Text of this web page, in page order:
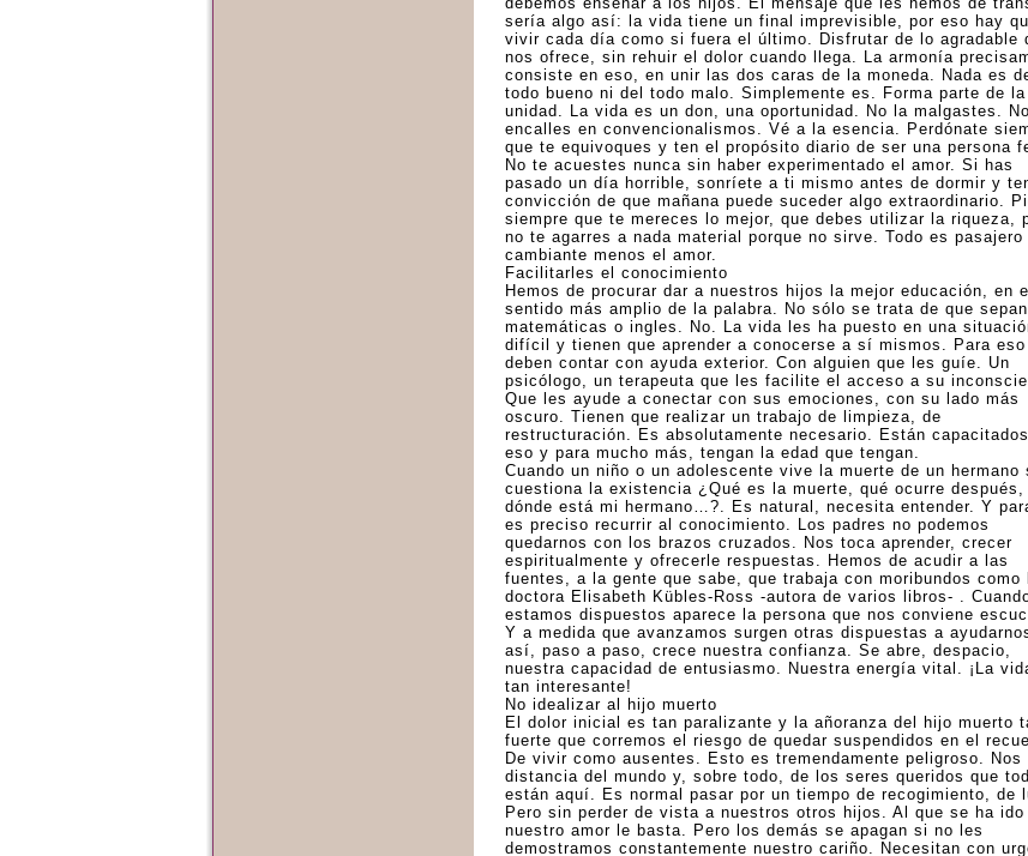
sería algo así: la vida tiene un final imprevisible, por eso hay
vivir cada día como si fuera el último. Disfrutar de lo agradable
nos ofrece, sin rehuir el dolor cuando llega. La armonía
consiste en eso, en unir las dos caras de la moneda. Nada es
todo bueno ni del todo malo. Simplemente es. Forma parte de la
unidad. La vida es un don, una oportunidad. No la malgastes.
encalles en convencionalismos. Vé a la esencia. Perdónate
que te equivoques y ten el propósito diario de ser una persona
No te acuestes nunca sin haber experimentado el amor. Si has
pasado un día horrible, sonríete a ti mismo antes de dormir y
convicción de que mañana puede suceder algo extraordinario.
siempre que te mereces lo mejor, que debes utilizar la riqueza,
no te agarres a nada material porque no sirve. Todo es pasajero
cambiante menos el amor.
Facilitarles el conocimiento
Hemos de procurar dar a nuestros hijos la mejor educación, en el
sentido más amplio de la palabra. No sólo se trata de que sepan
matemáticas o ingles. No. La vida les ha puesto en una
difícil y tienen que aprender a conocerse a sí mismos. Para eso
deben contar con ayuda exterior. Con alguien que les guíe. Un
psicólogo, un terapeuta que les facilite el acceso a su
Que les ayude a conectar con sus emociones, con su lado más
oscuro. Tienen que realizar un trabajo de limpieza, de
restructuración. Es absolutamente necesario. Están
eso y para mucho más, tengan la edad que tengan.
Cuando un niño o un adolescente vive la muerte de un hermano
cuestiona la existencia ¿Qué es la muerte, qué ocurre después,
dónde está mi hermano…?. Es natural, necesita entender. Y
es preciso recurrir al conocimiento. Los padres no podemos
quedarnos con los brazos cruzados. Nos toca aprender, crecer
espiritualmente y ofrecerle respuestas. Hemos de acudir a las
fuentes, a la gente que sabe, que trabaja con moribundos como
doctora Elisabeth Kübles-Ross -autora de varios libros- .
estamos dispuestos aparece la persona que nos conviene
Y a medida que avanzamos surgen otras dispuestas a
así, paso a paso, crece nuestra confianza. Se abre, despacio,
nuestra capacidad de entusiasmo. Nuestra energía vital. ¡La
tan interesante!
No idealizar al hijo muerto
El dolor inicial es tan paralizante y la añoranza del hijo muerto
fuerte que corremos el riesgo de quedar suspendidos en el
De vivir como ausentes. Esto es tremendamente peligroso. Nos
distancia del mundo y, sobre todo, de los seres queridos que
están aquí. Es normal pasar por un tiempo de recogimiento, de
Pero sin perder de vista a nuestros otros hijos. Al que se ha ido
nuestro amor le basta. Pero los demás se apagan si no les
demostramos constantemente nuestro cariño. Necesitan con